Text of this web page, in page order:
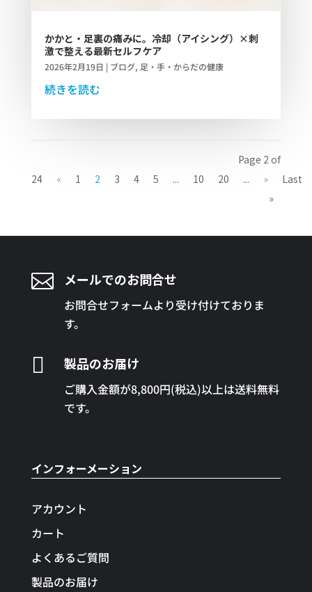
かかと・足裏の痛みに。冷却（アイシング）×刺
激で整える最新セルフケア
2026年2月19日 | ブログ, 足・手・からだの健康
続きを読む
Page 2 of
24
« 1 2 3 4 5 ... 10 20 ... »
Last
»
 メールでのお問合せ
お問合せフォームより受け付けておりま
す。
 製品のお届け
ご購入金額が8,800円(税込)以上は送料無料
です。
インフォーメーション
アカウント
カート
よくあるご質問
製品のお届け